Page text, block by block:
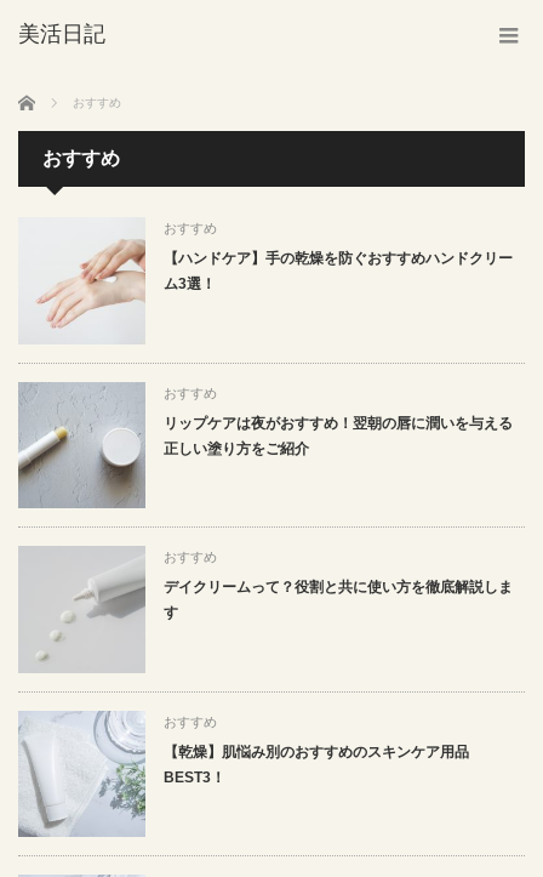
美活日記
ホーム おすすめ
おすすめ
おすすめ
【ハンドケア】手の乾燥を防ぐおすすめハンドクリー
ム3選！
おすすめ
リップケアは夜がおすすめ！翌朝の唇に潤いを与える
正しい塗り方をご紹介
おすすめ
デイクリームって？役割と共に使い方を徹底解説しま
す
おすすめ
【乾燥】肌悩み別のおすすめのスキンケア用品
BEST3！